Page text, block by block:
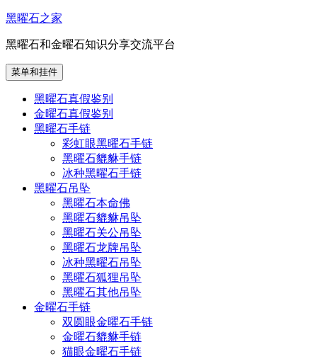
跳
内
容
黑曜石之家
黑曜石和金曜石知识分享交流平台
菜单和挂件
黑曜石真假鉴别
金曜石真假鉴别
黑曜石手链
彩虹眼黑曜石手链
黑曜石貔貅手链
冰种黑曜石手链
黑曜石吊坠
黑曜石本命佛
黑曜石貔貅吊坠
黑曜石关公吊坠
黑曜石龙牌吊坠
冰种黑曜石吊坠
黑曜石狐狸吊坠
黑曜石其他吊坠
金曜石手链
双圆眼金曜石手链
金曜石貔貅手链
猫眼金曜石手链